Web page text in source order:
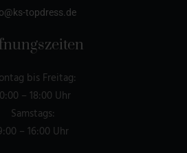
topdress.de
bis Freitag:
– 18:00 Uhr
Samstags:
– 16:00 Uhr